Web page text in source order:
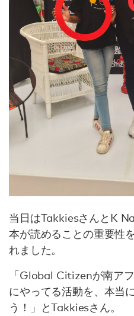
当日はTakkiesさんとK
本が読めることの重要性
れました。
「Global Citizenが南ア
にやってる活動を、本当
う！」とTakkiesさん。